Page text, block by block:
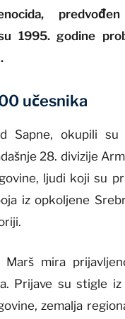
predvođen
1995. godine
učesnika
Sapne, okupili su
28. divizije
ljudi koji su
iz opkoljene
Marš mira
Prijave su stigle iz
zemalja